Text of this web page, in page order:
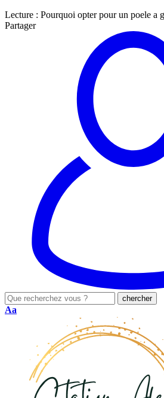
Lecture : Pourquoi opter pour un poele a
Partager
Aa